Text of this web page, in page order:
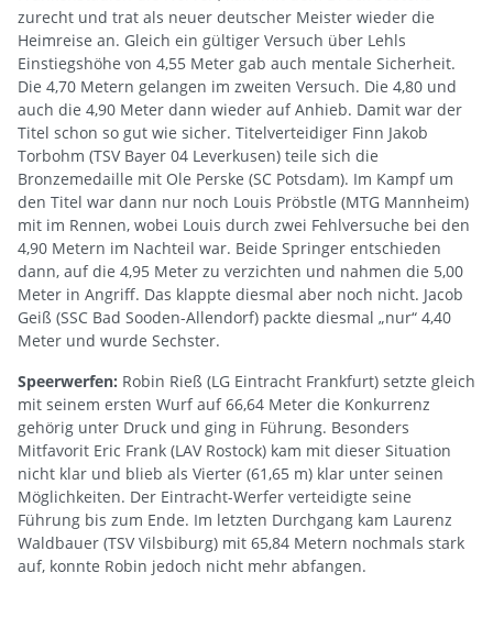
zurecht und trat als neuer deutscher Meister wieder die
Heimreise an. Gleich ein gültiger Versuch über Lehls
Einstiegshöhe von 4,55 Meter gab auch mentale Sicherheit.
Die 4,70 Metern gelangen im zweiten Versuch. Die 4,80 und
auch die 4,90 Meter dann wieder auf Anhieb. Damit war der
Titel schon so gut wie sicher. Titelverteidiger Finn Jakob
Torbohm (TSV Bayer 04 Leverkusen) teile sich die
Bronzemedaille mit Ole Perske (SC Potsdam). Im Kampf um
den Titel war dann nur noch Louis Pröbstle (MTG Mannheim)
mit im Rennen, wobei Louis durch zwei Fehlversuche bei den
4,90 Metern im Nachteil war. Beide Springer entschieden
dann, auf die 4,95 Meter zu verzichten und nahmen die 5,00
Meter in Angriff. Das klappte diesmal aber noch nicht. Jacob
Geiß (SSC Bad Sooden-Allendorf) packte diesmal „nur“ 4,40
Meter und wurde Sechster.
Speerwerfen: Robin Rieß (LG Eintracht Frankfurt) setzte gleich
mit seinem ersten Wurf auf 66,64 Meter die Konkurrenz
gehörig unter Druck und ging in Führung. Besonders
Mitfavorit Eric Frank (LAV Rostock) kam mit dieser Situation
nicht klar und blieb als Vierter (61,65 m) klar unter seinen
Möglichkeiten. Der Eintracht-Werfer verteidigte seine
Führung bis zum Ende. Im letzten Durchgang kam Laurenz
Waldbauer (TSV Vilsbiburg) mit 65,84 Metern nochmals stark
auf, konnte Robin jedoch nicht mehr abfangen.